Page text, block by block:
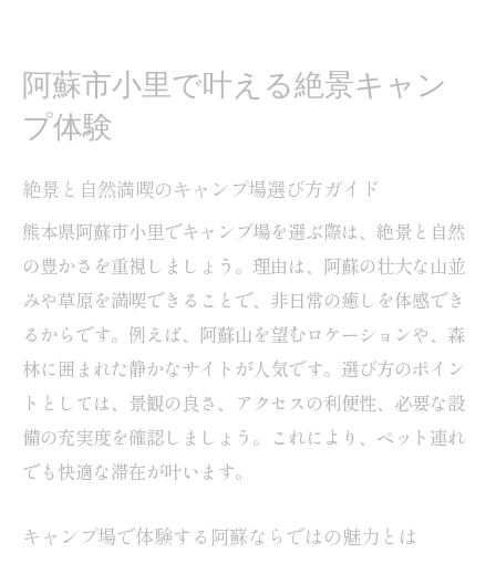
家族や友人と楽しむ阿蘇のキャンプ場体験
談
初心者に優しい阿蘇のキャンプ場利用ポイ
ペットと泊まる阿蘇のキャンプ場選びのコツ
ペット同伴で快適なキャンプ場選びの基本
ドッグラン付きキャンプ場選定時の注意点
ペット連れのための設備充実キャンプ場活
用法
阿蘇でペットと泊まるキャンプ場の魅力と
は
安全安心なキャンプ場選びのポイントまと
阿蘇市小里で叶える絶景キャン
プ体験
絶景と自然満喫のキャンプ場選び方ガイド
熊本県阿蘇市小里でキャンプ場を選ぶ際は、絶景と自然
の豊かさを重視しましょう。理由は、阿蘇の壮大な山並
みや草原を満喫できることで、非日常の癒しを体感でき
るからです。例えば、阿蘇山を望むロケーションや、森
林に囲まれた静かなサイトが人気です。選び方のポイン
トとしては、景観の良さ、アクセスの利便性、必要な設
備の充実度を確認しましょう。これにより、ペット連れ
でも快適な滞在が叶います。
キャンプ場で体験する阿蘇ならではの魅力とは